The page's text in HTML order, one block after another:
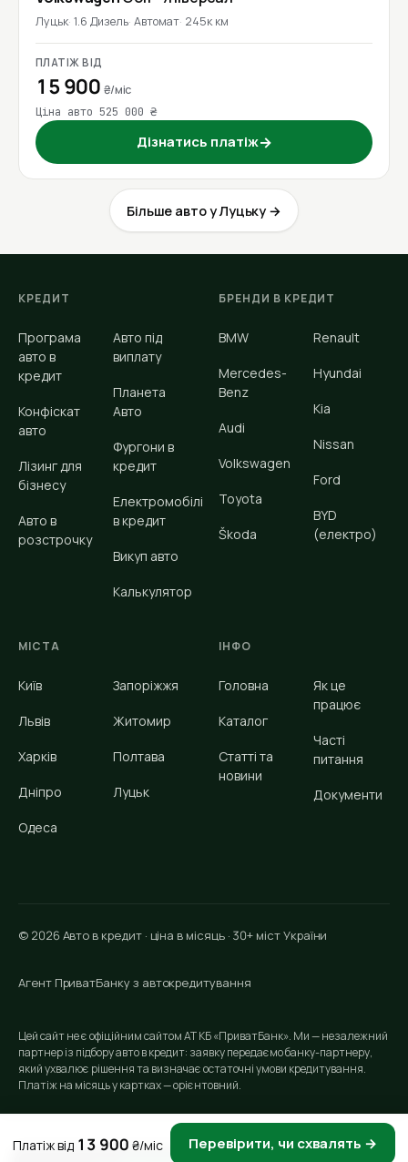
Луцьк 1.6 Дизель Автомат 245к км
ПЛАТІЖ ВІД
15 900 ₴/міс
Ціна авто 525 000 ₴
Дізнатись платіж→
Більше авто у Луцьку →
Платіж від 13 900 ₴/міс Перевірити, чи схвалять →
КРЕДИТ
Програма
авто в
кредит
Конфіскат
авто
Лізинг для
бізнесу
Авто в
розстрочку
Авто під
виплату
Планета
Авто
Фургони в
кредит
Електромобілі
в кредит
Викуп авто
Калькулятор
БРЕНДИ В КРЕДИТ
BMW
Mercedes-
Benz
Audi
Volkswagen
Toyota
Škoda
Renault
Hyundai
Kia
Nissan
Ford
BYD
(електро)
МІСТА
Київ
Львів
Харків
Дніпро
Одеса
Запоріжжя
Житомир
Полтава
Луцьк
ІНФО
Головна
Каталог
Статті та
новини
Як це
працює
Часті
питання
Документи
© 2026 Авто в кредит · ціна в місяць · 30+ міст України
Агент ПриватБанку з автокредитування
Цей сайт не є офіційним сайтом АТ КБ «ПриватБанк». Ми — незалежний
партнер із підбору авто в кредит: заявку передаємо банку-партнеру,
який ухвалює рішення та визначає остаточні умови кредитування.
Платіж на місяць у картках — орієнтовний.